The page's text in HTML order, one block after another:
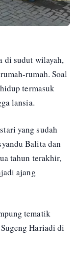
di sudut wilayah,
rumah. Soal
termasuk
lansia.
yang sudah
Balita dan
tahun terakhir,
ajang
tematik
Hariadi di